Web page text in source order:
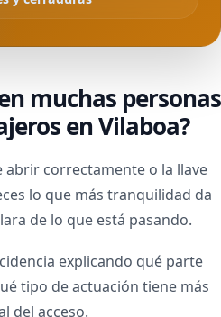
muchas personas
en Vilaboa?
abrir correctamente o la llave
lo que más tranquilidad da
de lo que está pasando.
explicando qué parte
tipo de actuación tiene más
del acceso.